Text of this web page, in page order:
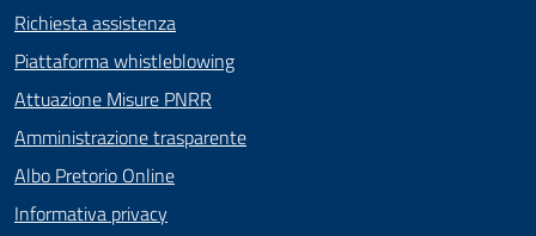
Richiesta assistenza
Piattaforma whistleblowing
Attuazione Misure PNRR
Amministrazione trasparente
Albo Pretorio Online
Informativa privacy